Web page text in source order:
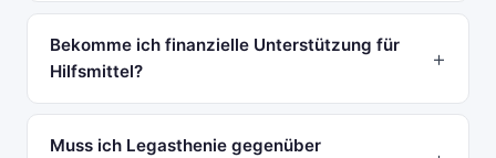
Bekomme ich finanzielle Unterstützung für
Hilfsmittel?
Muss ich Legasthenie gegenüber